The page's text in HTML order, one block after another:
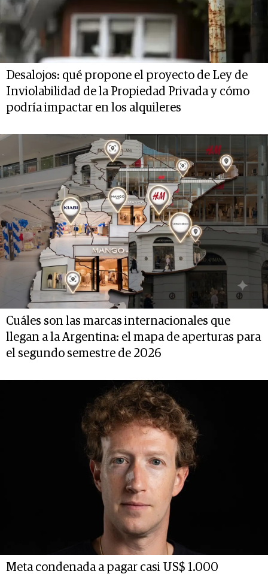
Desalojos: qué propone el proyecto de Ley de
Inviolabilidad de la Propiedad Privada y cómo
podría impactar en los alquileres
Cuáles son las marcas internacionales que
llegan a la Argentina: el mapa de aperturas para
el segundo semestre de 2026
Meta condenada a pagar casi US$ 1.000